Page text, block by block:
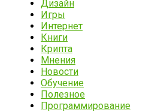
Дизайн
Игры
Интернет
Книги
Крипта
Мнения
Новости
Обучение
Полезное
Программирование